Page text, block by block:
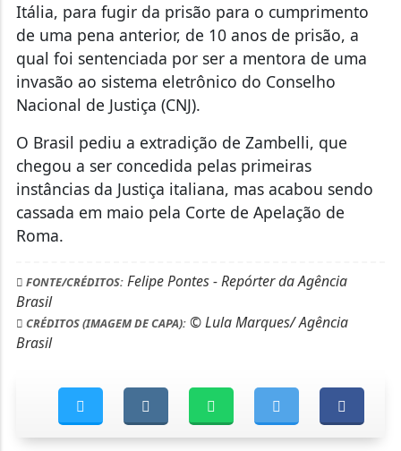
Itália, para fugir da prisão para o cumprimento
de uma pena anterior, de 10 anos de prisão, a
qual foi sentenciada por ser a mentora de uma
invasão ao sistema eletrônico do Conselho
Nacional de Justiça (CNJ).
O Brasil pediu a extradição de Zambelli, que
chegou a ser concedida pelas primeiras
instâncias da Justiça italiana, mas acabou sendo
cassada em maio pela Corte de Apelação de
Roma.
FONTE/CRÉDITOS:Felipe Pontes - Repórter da Agência
Brasil
CRÉDITOS (IMAGEM DE CAPA):© Lula Marques/ Agência
Brasil